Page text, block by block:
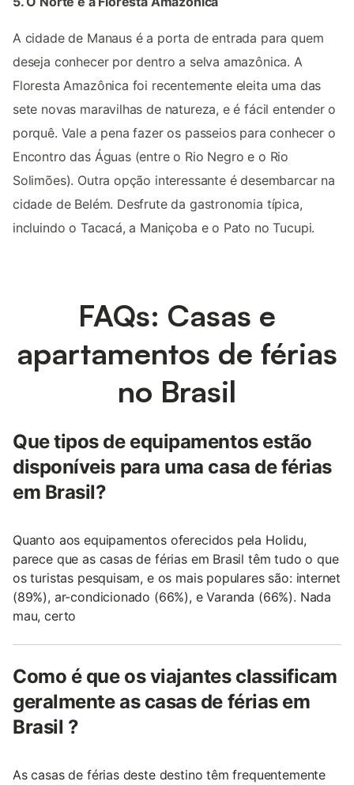
A cidade de Manaus é a porta de entrada para quem
deseja conhecer por dentro a selva amazônica. A
Floresta Amazônica foi recentemente eleita uma das
sete novas maravilhas de natureza, e é fácil entender o
porquê. Vale a pena fazer os passeios para conhecer o
Encontro das Águas (entre o Rio Negro e o Rio
Solimões). Outra opção interessante é desembarcar na
cidade de Belém. Desfrute da gastronomia típica,
incluindo o Tacacá, a Maniçoba e o Pato no Tucupi.
FAQs: Casas e
apartamentos de férias
no Brasil
Que tipos de equipamentos estão
disponíveis para uma casa de férias
em Brasil?
Quanto aos equipamentos oferecidos pela Holidu,
parece que as casas de férias em Brasil têm tudo o que
os turistas pesquisam, e os mais populares são: internet
(89%), ar-condicionado (66%), e Varanda (66%). Nada
mau, certo
Como é que os viajantes classificam
geralmente as casas de férias em
Brasil ?
As casas de férias deste destino têm frequentemente